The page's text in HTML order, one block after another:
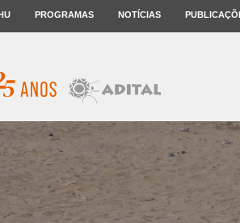
PROGRAMAS NOTÍCIAS